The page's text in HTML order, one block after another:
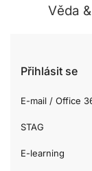
Věda
Přihlásit se
E-mail / Office
STAG
E-learning